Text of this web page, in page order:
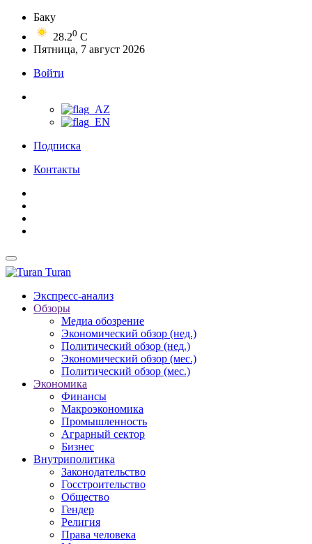
Баку
28.20 C
Пятница, 7 август 2026
Войти
Подписка
Контакты
Turan
Экспресс-анализ
Обзоры
Медиа обозрение
Экономический обзор (нед.)
Политический обзор (нед.)
Экономический обзор (мес.)
Политический обзор (мес.)
Экономика
Финансы
Макроэкономика
Промышленность
Аграрный сектор
Бизнес
Внутриполитика
Законодательство
Госстроительство
Общество
Гендер
Религия
Права человека